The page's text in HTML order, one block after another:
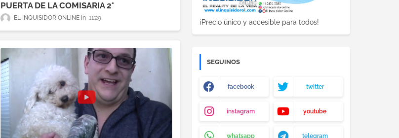
PUERTA DE LA COMISARIA 2°
EL INQUISIDOR ONLINE 11:29
¡Precio único y accesible para todos!
SEGUINOS
facebook twitter
instagram youtube
whatsapp telegram